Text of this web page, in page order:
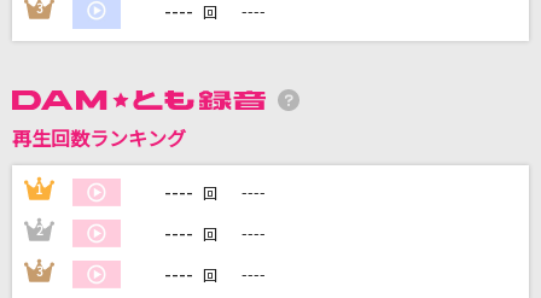
家族や友達と一緒に！練習にも！
3 ---- 回 ----
再生回数ランキング
1 ---- 回 ----
2 ---- 回 ----
3 ---- 回 ----